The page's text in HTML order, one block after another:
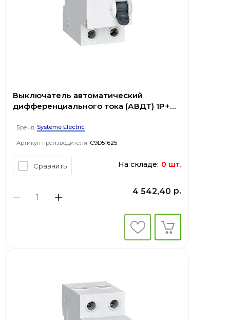
Выключатель автоматический
дифференциального тока (АВДТ) 1P+N
Бренд Systeme Electric
Артикул производителя C9D51625
Сравнить На складе: 0 шт.
4 542,40 р.